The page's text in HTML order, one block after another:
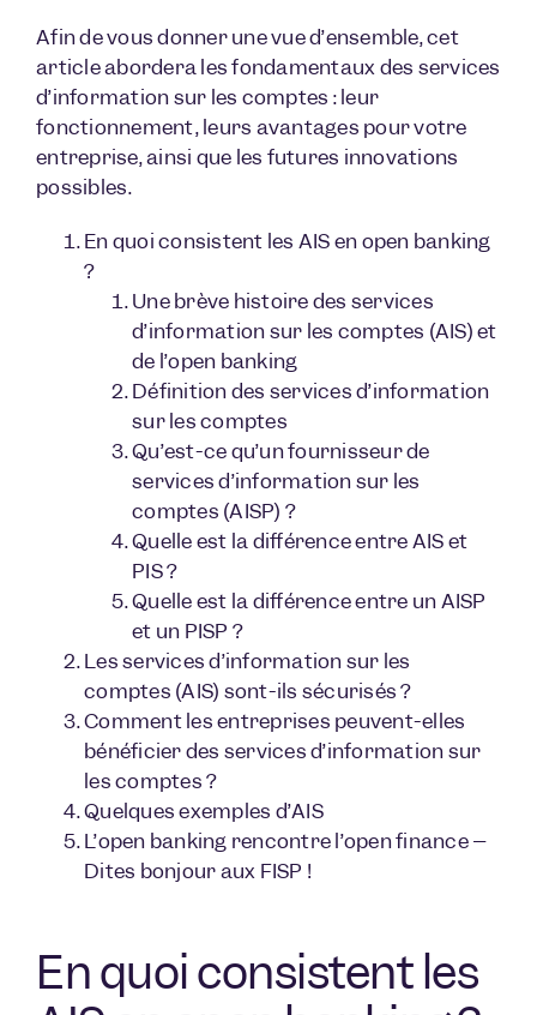
Afin de vous donner une vue d’ensemble, cet
article abordera les fondamentaux des services
d’information sur les comptes : leur
fonctionnement, leurs avantages pour votre
entreprise, ainsi que les futures innovations
possibles.
En quoi consistent les AIS en open banking
?
Une brève histoire des services
d’information sur les comptes (AIS) et
de l’open banking
Définition des services d’information
sur les comptes
Qu’est-ce qu’un fournisseur de
services d’information sur les
comptes (AISP) ?
Quelle est la différence entre AIS et
PIS ?
Quelle est la différence entre un AISP
et un PISP ?
Les services d’information sur les
comptes (AIS) sont-ils sécurisés ?
Comment les entreprises peuvent-elles
bénéficier des services d’information sur
les comptes ?
Quelques exemples d’AIS
L’open banking rencontre l’open finance –
Dites bonjour aux FISP !
En quoi consistent les